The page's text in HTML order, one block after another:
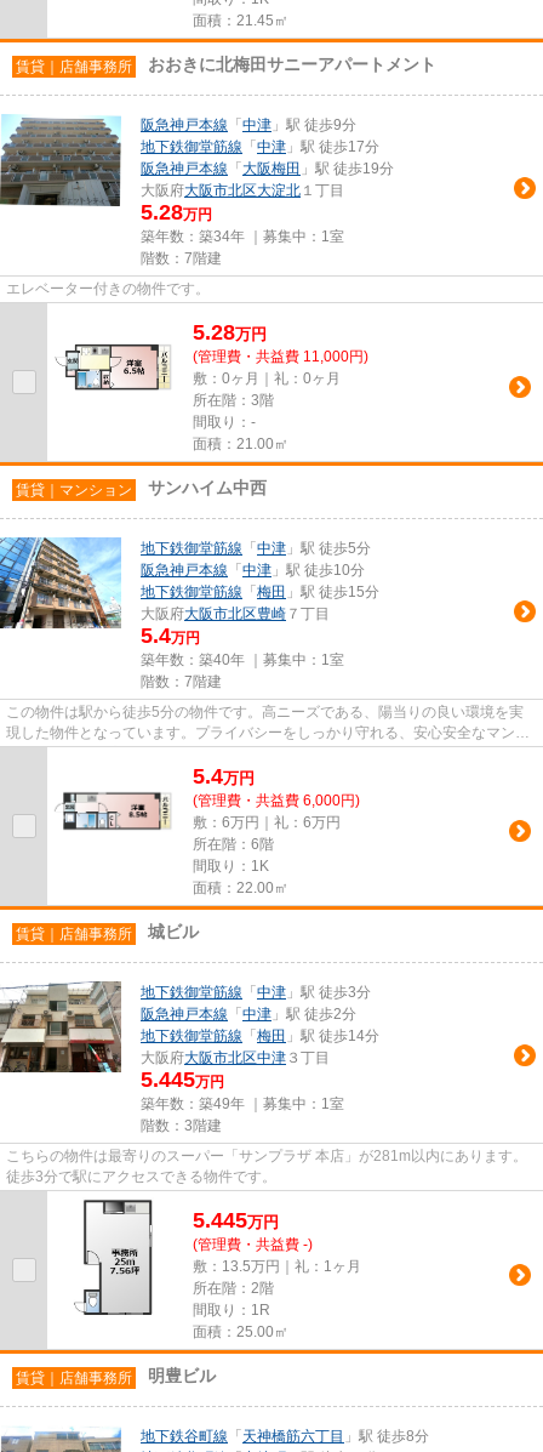
面積：21.45㎡
賃貸｜店舗事務所 おおきに北梅田サニーアパートメント
阪急神戸本線 「 中津 」駅 徒歩9分
地下鉄御堂筋線 「 中津 」駅 徒歩17分
阪急神戸本線 「 大阪梅田 」駅 徒歩19分
大阪府大阪市北区大淀北 １丁目
5.28万円
築年数：築34年 ｜募集中： 1室
階数：7階建
エレベーター付きの物件です。
5.28万円
(管理費・共益費 11,000円)
敷：0ヶ月｜礼：0ヶ月
所在階：3階
間取り：-
面積：21.00㎡
賃貸｜マンション サンハイム中西
地下鉄御堂筋線 「 中津 」駅 徒歩5分
阪急神戸本線 「 中津 」駅 徒歩10分
地下鉄御堂筋線 「 梅田 」駅 徒歩15分
大阪府大阪市北区豊崎 ７丁目
5.4万円
築年数：築40年 ｜募集中： 1室
階数：7階建
この物件は駅から徒歩5分の物件です。高ニーズである、陽当りの良い環境を実
現した物件となっています。プライバシーをしっかり守れる、安心安全なマンシ
5.4万円
(管理費・共益費 6,000円)
敷：6万円｜礼：6万円
所在階：6階
間取り：1K
面積：22.00㎡
賃貸｜店舗事務所 城ビル
地下鉄御堂筋線 「 中津 」駅 徒歩3分
阪急神戸本線 「 中津 」駅 徒歩2分
地下鉄御堂筋線 「 梅田 」駅 徒歩14分
大阪府大阪市北区中津 ３丁目
5.445万円
築年数：築49年 ｜募集中： 1室
階数：3階建
こちらの物件は最寄りのスーパー「サンプラザ 本店」が281m以内にあります。
徒歩3分で駅にアクセスできる物件です。
5.445万円
(管理費・共益費 -)
敷：13.5万円｜礼：1ヶ月
所在階：2階
間取り：1R
面積：25.00㎡
賃貸｜店舗事務所 明豊ビル
地下鉄谷町線 「 天神橋筋六丁目 」駅 徒歩8分